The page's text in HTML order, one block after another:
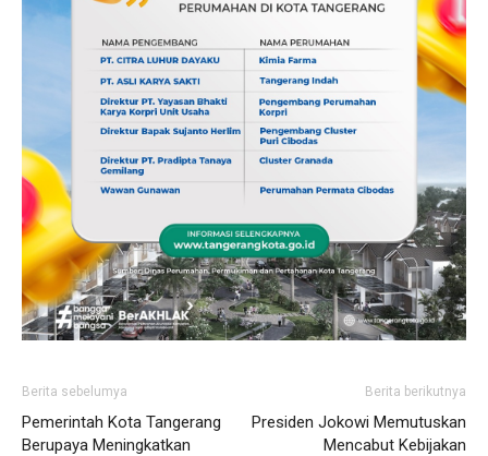
Berita sebelumya
Pemerintah Kota Tangerang
Berupaya Meningkatkan
Berita berikutnya
Presiden Jokowi Memutuskan
Mencabut Kebijakan